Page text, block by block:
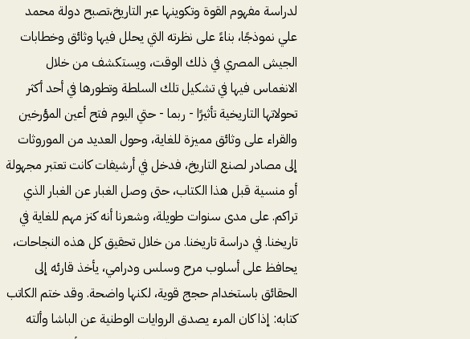
لدراسة مفهوم القوة وتكوينها عبر التاريخ،تصبح دولة محمد
علي نموذجًا، بناءً على نظرته التي يحلل فيها وثائق وخطابات
الجيش المصري في ذلك الوقت، ويستكشف من خلال
الانغماس فيها في تشكيل تلك السلطة وتطورها في أحد أكثر
تحولاتها التاريخية تأثيرًا - ربما - حتي اليوم فتح أعين المؤرخين
والقراء على وثائق مميزة للغاية، وحول العديد من الموروثات
إلى مصادر لصنع التاريخ، فدخل في أرشيفات كانت تعتبر مجهولة
أو منسية قبل هذا الكتاب، حتى وصل الغبار عن الغبار الذي
تراكم. على مدى سنوات طويلة، وشعرنا أنه كنز مهم للغاية في
تاريخنا. في دراسة تاريخنا. من خلال تحقيق كل هذه النجاحات،
يحافظ على أسلوب مرح وسلس ودرامي، يأخذ قارئه إلى
الحقائق باستخدام حجج قوية، لكنها واضحة. وقد ختم الكاتب
كتابه: إذا كان المرء يصدق الروايات الوطنية عن الباشا وألته